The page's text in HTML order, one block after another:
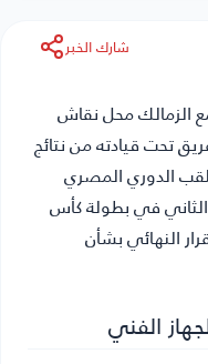
شارك الخبر
الزمالك محل نقاش
تحت قيادته من نتائج
الدوري المصري
في بطولة كأس
النهائي بشأن
الفني